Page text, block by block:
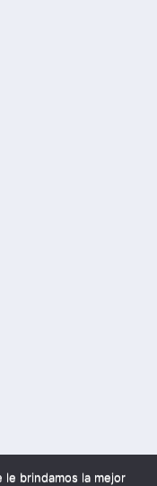
le brindamos la mejor